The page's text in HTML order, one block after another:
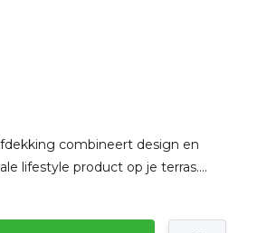
combineert design en
lifestyle product op je terras....